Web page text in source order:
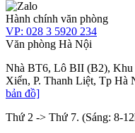
Hành chính văn phòng
VP: 028 3 5920 234
Văn phòng Hà Nội
Nhà BT6, Lô BII (B2), Khu
Xiển, P. Thanh Liệt, Tp Hà
bản đồ]
Thứ 2 -> Thứ 7. (Sáng: 8-